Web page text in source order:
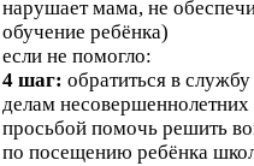
нарушает мама, не
обучение ребёнка)
если не помогло:
4 шаг: обратиться в
делам несовершеннолетних
просьбой помочь решить
по посещению ребёнка